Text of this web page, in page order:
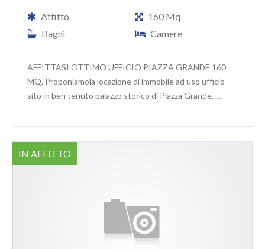
Affitto
160 Mq
Bagni
Camere
AFFITTASI OTTIMO UFFICIO PIAZZA GRANDE 160
MQ. Proponiamola locazione di immobile ad uso ufficio
sito in ben tenuto palazzo storico di Piazza Grande, ...
IN AFFITTO